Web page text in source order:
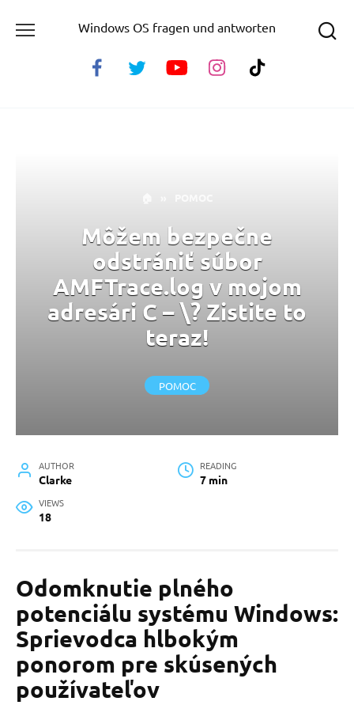
Windows OS fragen und antworten
Môžem bezpečne
odstrániť súbor
AMFTrace.log v mojom
adresári C – \? Zistite to
teraz!
POMOC
AUTHOR
Clarke
READING
7 min
VIEWS
18
Odomknutie plného
potenciálu systému Windows:
Sprievodca hlbokým
ponorom pre skúsených
používateľov